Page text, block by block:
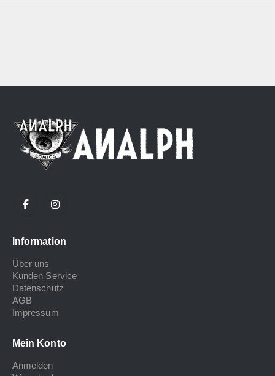
Information
Über uns
Kunden Service
Datenschutz
AGB
Impressum
Mein Konto
Anmelden